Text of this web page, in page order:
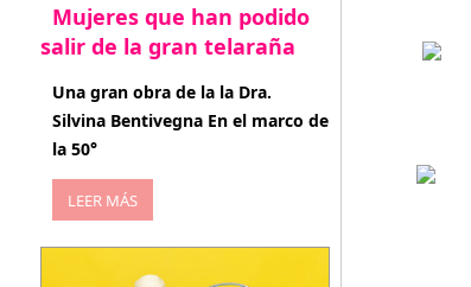
Mujeres que han podido
salir de la gran telaraña
abril 29, 2026
Una gran obra de la la Dra.
Silvina Bentivegna En el marco de
la 50°
LEER MÁS